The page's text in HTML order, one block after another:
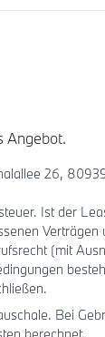
Angebot.
26,
Ist der
Verträgen
(mit
Bei